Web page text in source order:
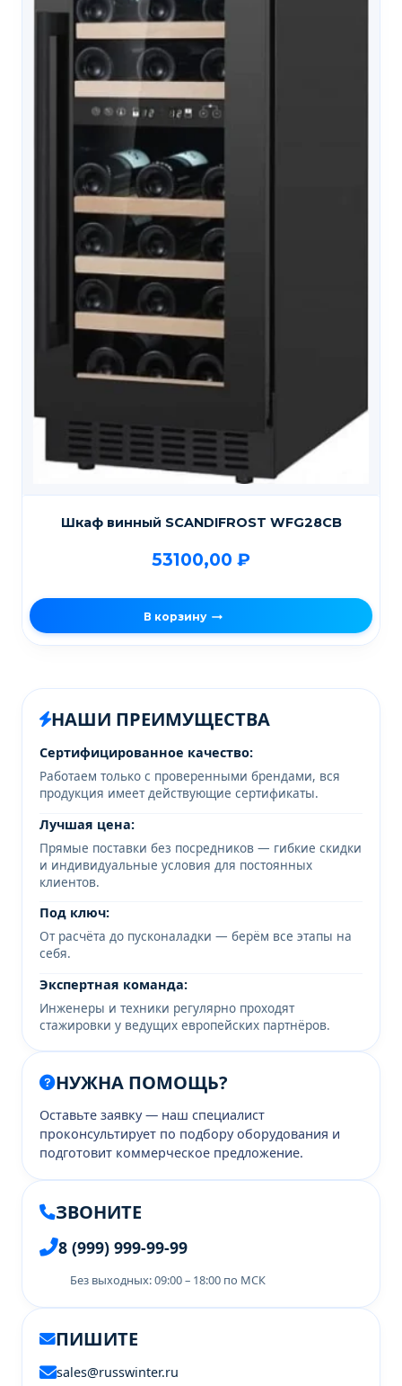
Шкаф винный SCANDIFROST WFG28CB
53100,00 ₽
В корзину
НАШИ ПРЕИМУЩЕСТВА
Сертифицированное качество:
Работаем только с проверенными брендами, вся
продукция имеет действующие сертификаты.
Лучшая цена:
Прямые поставки без посредников — гибкие скидки
и индивидуальные условия для постоянных
клиентов.
Под ключ:
От расчёта до пусконаладки — берём все этапы на
себя.
Экспертная команда:
Инженеры и техники регулярно проходят
стажировки у ведущих европейских партнёров.
НУЖНА ПОМОЩЬ?
Оставьте заявку — наш специалист
проконсультирует по подбору оборудования и
подготовит коммерческое предложение.
ЗВОНИТЕ
8 (999) 999-99-99
Без выходных: 09:00 – 18:00 по МСК
ПИШИТЕ
sales@russwinter.ru